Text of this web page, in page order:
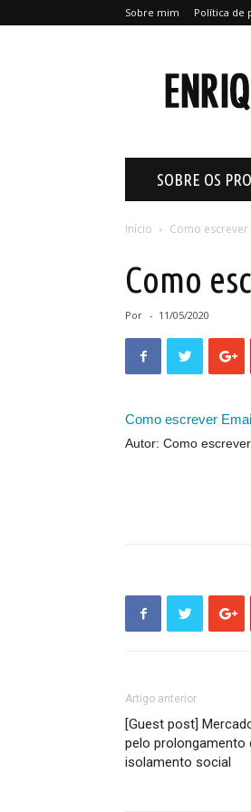
Sobre mim Política de
SOBRE OS
Início Como escrever
Como
Por - 11/05/2020
Como escrever
Autor: Como
Artigo anterior
[Guest post]
pelo prolongamento
isolamento social